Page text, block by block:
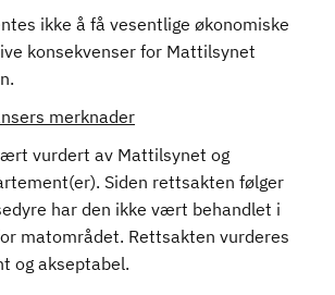
ikke å få vesentlige økonomiske
konsekvenser for Mattilsynet
merknader
vurdert av Mattilsynet og
Siden rettsakten følger
har den ikke vært behandlet i
matområdet. Rettsakten vurderes
og akseptabel.